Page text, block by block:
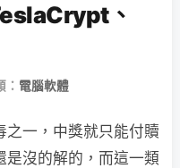
、
： 電腦軟體
之一，中獎就只能付贖
是沒的解的，而這一類